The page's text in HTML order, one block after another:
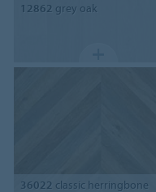
12862 grey oak
36022 classic herringbone